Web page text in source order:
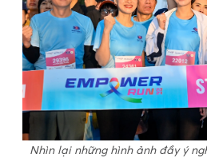
Nhìn lại những hình ảnh đầy ý